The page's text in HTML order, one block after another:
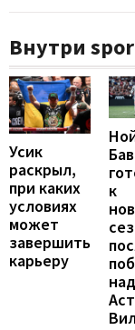
Внутри
Усик
раскрыл,
при каких
условиях
может
завершить
карьеру
к
над